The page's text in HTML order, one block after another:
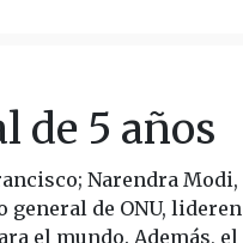
de 5 años
Narendra Modi,
de ONU, lideren
el mundo. Además, el